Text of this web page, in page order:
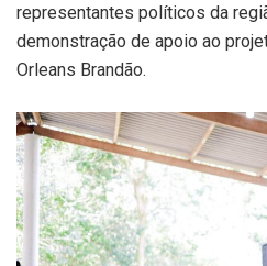
representantes políticos da
demonstração de apoio ao
Orleans Brandão.